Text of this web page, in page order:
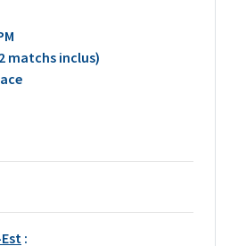
matchs inclus)
: